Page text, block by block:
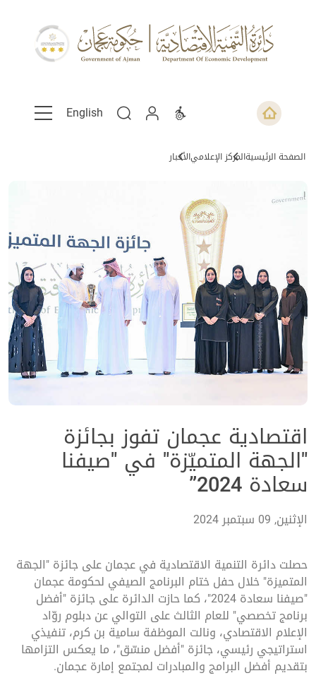
English
الصفحة الرئيسيةالمركز الإعلاميالأخبار
اقتصادية عجمان تفوز بجائزة
"الجهة المتميّزة" في "صيفنا
سعادة 2024”
الإثنين, 09 سبتمبر 2024
حصلت دائرة التنمية الاقتصادية في عجمان على جائزة "الجهة
المتميزة" خلال حفل ختام البرنامج الصيفي لحكومة عجمان
"صيفنا سعادة 2024"، كما حازت الدائرة على جائزة "أفضل
برنامج تخصصي" للعام الثالث على التوالي عن دبلوم روّاد
الإعلام الاقتصادي، ونالت الموظفة سامية بن كرم، تنفيذي
استراتيجي رئيسي، جائزة "أفضل منسّق"، ما يعكس التزامها
بتقديم أفضل البرامج والمبادرات لمجتمع إمارة عجمان.